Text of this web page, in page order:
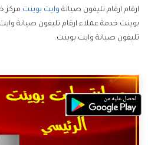
ارقام ارقام تليفون صيانة وايت بوينت مركز
بوينت خدمة عملاء ارقام تليفون صيانة
تليفون صيانة وايت بوينت.